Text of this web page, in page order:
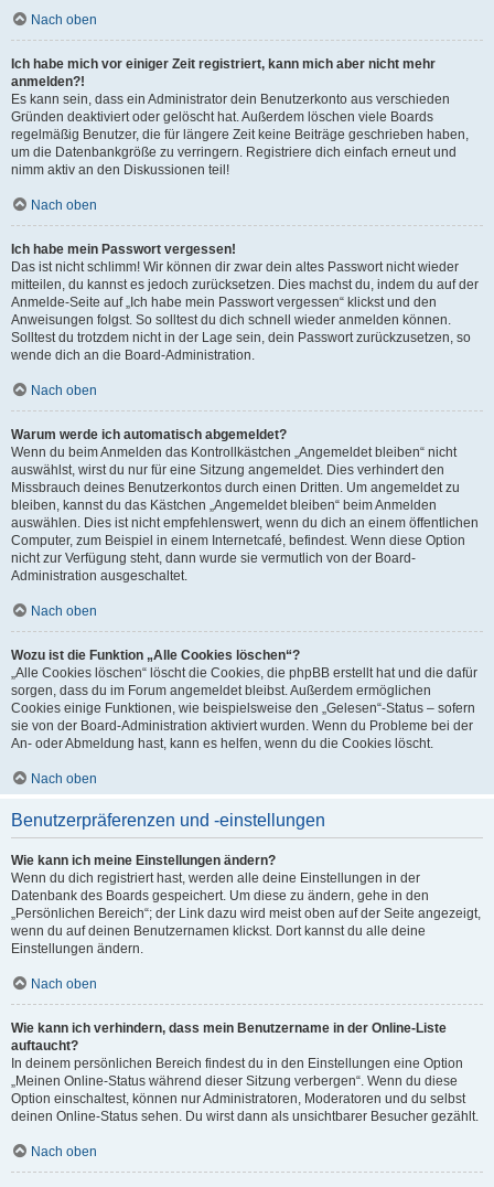
Nach oben
Ich habe mich vor einiger Zeit registriert, kann mich aber nicht mehr
anmelden?!
Es kann sein, dass ein Administrator dein Benutzerkonto aus verschieden
Gründen deaktiviert oder gelöscht hat. Außerdem löschen viele Boards
regelmäßig Benutzer, die für längere Zeit keine Beiträge geschrieben haben,
um die Datenbankgröße zu verringern. Registriere dich einfach erneut und
nimm aktiv an den Diskussionen teil!
Nach oben
Ich habe mein Passwort vergessen!
Das ist nicht schlimm! Wir können dir zwar dein altes Passwort nicht wieder
mitteilen, du kannst es jedoch zurücksetzen. Dies machst du, indem du auf der
Anmelde-Seite auf „Ich habe mein Passwort vergessen“ klickst und den
Anweisungen folgst. So solltest du dich schnell wieder anmelden können.
Solltest du trotzdem nicht in der Lage sein, dein Passwort zurückzusetzen, so
wende dich an die Board-Administration.
Nach oben
Warum werde ich automatisch abgemeldet?
Wenn du beim Anmelden das Kontrollkästchen „Angemeldet bleiben“ nicht
auswählst, wirst du nur für eine Sitzung angemeldet. Dies verhindert den
Missbrauch deines Benutzerkontos durch einen Dritten. Um angemeldet zu
bleiben, kannst du das Kästchen „Angemeldet bleiben“ beim Anmelden
auswählen. Dies ist nicht empfehlenswert, wenn du dich an einem öffentlichen
Computer, zum Beispiel in einem Internetcafé, befindest. Wenn diese Option
nicht zur Verfügung steht, dann wurde sie vermutlich von der Board-
Administration ausgeschaltet.
Nach oben
Wozu ist die Funktion „Alle Cookies löschen“?
„Alle Cookies löschen“ löscht die Cookies, die phpBB erstellt hat und die dafür
sorgen, dass du im Forum angemeldet bleibst. Außerdem ermöglichen
Cookies einige Funktionen, wie beispielsweise den „Gelesen“-Status – sofern
sie von der Board-Administration aktiviert wurden. Wenn du Probleme bei der
An- oder Abmeldung hast, kann es helfen, wenn du die Cookies löscht.
Nach oben
Benutzerpräferenzen und -einstellungen
Wie kann ich meine Einstellungen ändern?
Wenn du dich registriert hast, werden alle deine Einstellungen in der
Datenbank des Boards gespeichert. Um diese zu ändern, gehe in den
„Persönlichen Bereich“; der Link dazu wird meist oben auf der Seite angezeigt,
wenn du auf deinen Benutzernamen klickst. Dort kannst du alle deine
Einstellungen ändern.
Nach oben
Wie kann ich verhindern, dass mein Benutzername in der Online-Liste
auftaucht?
In deinem persönlichen Bereich findest du in den Einstellungen eine Option
„Meinen Online-Status während dieser Sitzung verbergen“. Wenn du diese
Option einschaltest, können nur Administratoren, Moderatoren und du selbst
deinen Online-Status sehen. Du wirst dann als unsichtbarer Besucher gezählt.
Nach oben